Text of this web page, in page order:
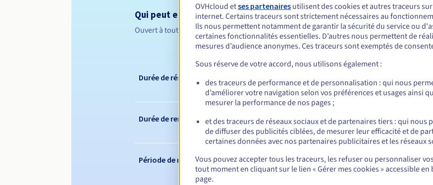
Qui peut enregistrer un .zone ?
Ouvert à toutes les personnes physiques ou morales, sans restriction géographique.
Règles de gestion et notifications
Durée de réservation
Durée de renouvellement
Période de rédemption
OVHcloud etses partenaires utilisent des cookies et autres traceurs
internet. Certains traceurs sont strictement nécessaires au
Ils nous permettent notamment de garantir la sécurité du service ou
certaines fonctionnalités essentielles. D’autres nous permettent de
mesures d’audience anonymes. Ces traceurs sont exemptés de
Sous réserve de votre accord, nous utilisons également :
des traceurs de performance et de personnalisation : qui nous
d’améliorer votre navigation selon vos préférences et usages ainsi
mesurer la performance de nos pages ;
et des traceurs de réseaux sociaux et de partenaires tiers : qui nous
de diffuser des publicités ciblées, de mesurer leur efficacité et de
certaines données avec nos partenaires publicitaires et les réseaux
Vous pouvez accepter tous les traceurs, les refuser ou personnaliser
tout moment en cliquant sur le lien « Gérer mes cookies » accessible en
page.